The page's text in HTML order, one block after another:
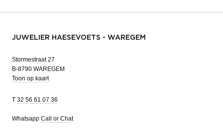
JUWELIER HAESEVOETS - WAREGEM
Stormestraat 27
B-8790 WAREGEM
Toon op kaart
T 32 56 61 07 36
Whatsapp Call or Chat